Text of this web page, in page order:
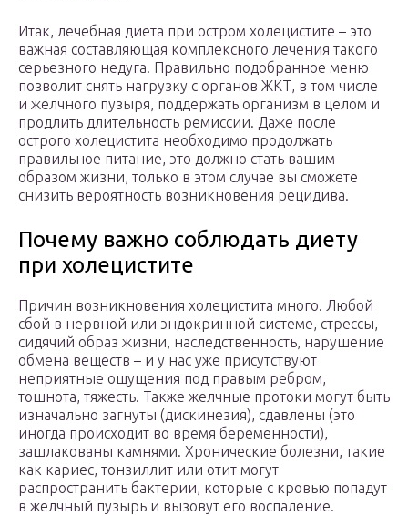
Итак, лечебная диета при остром холецистите – это
важная составляющая комплексного лечения такого
серьезного недуга. Правильно подобранное меню
позволит снять нагрузку с органов ЖКТ, в том числе
и желчного пузыря, поддержать организм в целом и
продлить длительность ремиссии. Даже после
острого холецистита необходимо продолжать
правильное питание, это должно стать вашим
образом жизни, только в этом случае вы сможете
снизить вероятность возникновения рецидива.
Почему важно соблюдать диету
при холецистите
Причин возникновения холецистита много. Любой
сбой в нервной или эндокринной системе, стрессы,
сидячий образ жизни, наследственность, нарушение
обмена веществ – и у нас уже присутствуют
неприятные ощущения под правым ребром,
тошнота, тяжесть. Также желчные протоки могут быть
изначально загнуты (дискинезия), сдавлены (это
иногда происходит во время беременности),
зашлакованы камнями. Хронические болезни, такие
как кариес, тонзиллит или отит могут
распространить бактерии, которые с кровью попадут
в желчный пузырь и вызовут его воспаление.